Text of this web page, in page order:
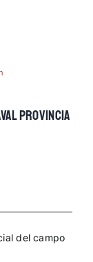
PROVINCIA
del campo